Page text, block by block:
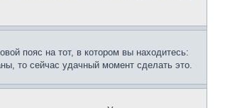
пояс на тот, в котором вы находитесь:
то сейчас удачный момент сделать это.